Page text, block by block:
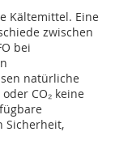
Kältemittel. Eine
zwischen
bei
natürliche
CO₂ keine
Sicherheit,